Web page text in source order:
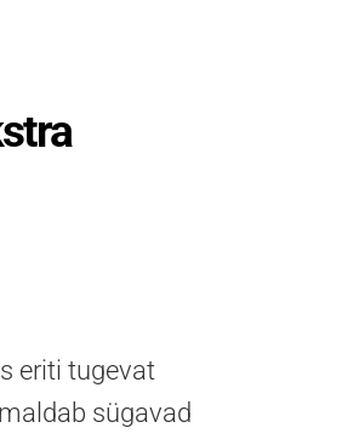
eriti tugevat
sügavad